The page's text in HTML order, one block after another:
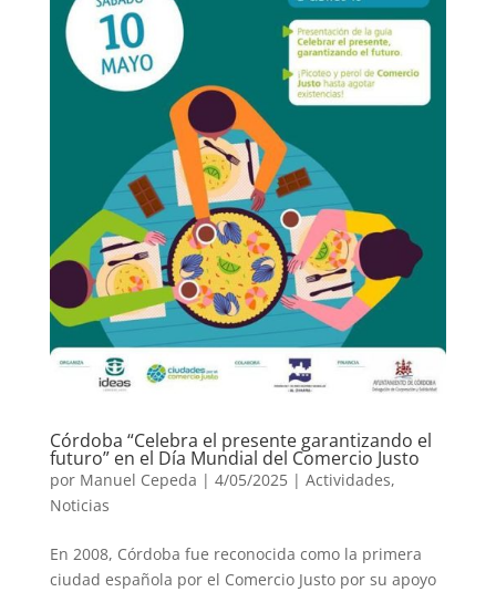
Córdoba “Celebra el presente garantizando el
futuro” en el Día Mundial del Comercio Justo
por Manuel Cepeda | 4/05/2025 | Actividades,
Noticias
En 2008, Córdoba fue reconocida como la primera
ciudad española por el Comercio Justo por su apoyo